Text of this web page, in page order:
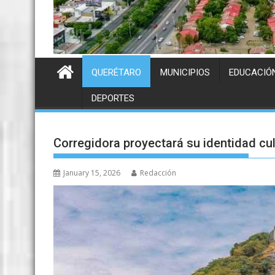
QUERÉTARO MUNICIPIOS
DEPORTES
Corregidora proyectará su identidad
January 15, 2026 Redacción